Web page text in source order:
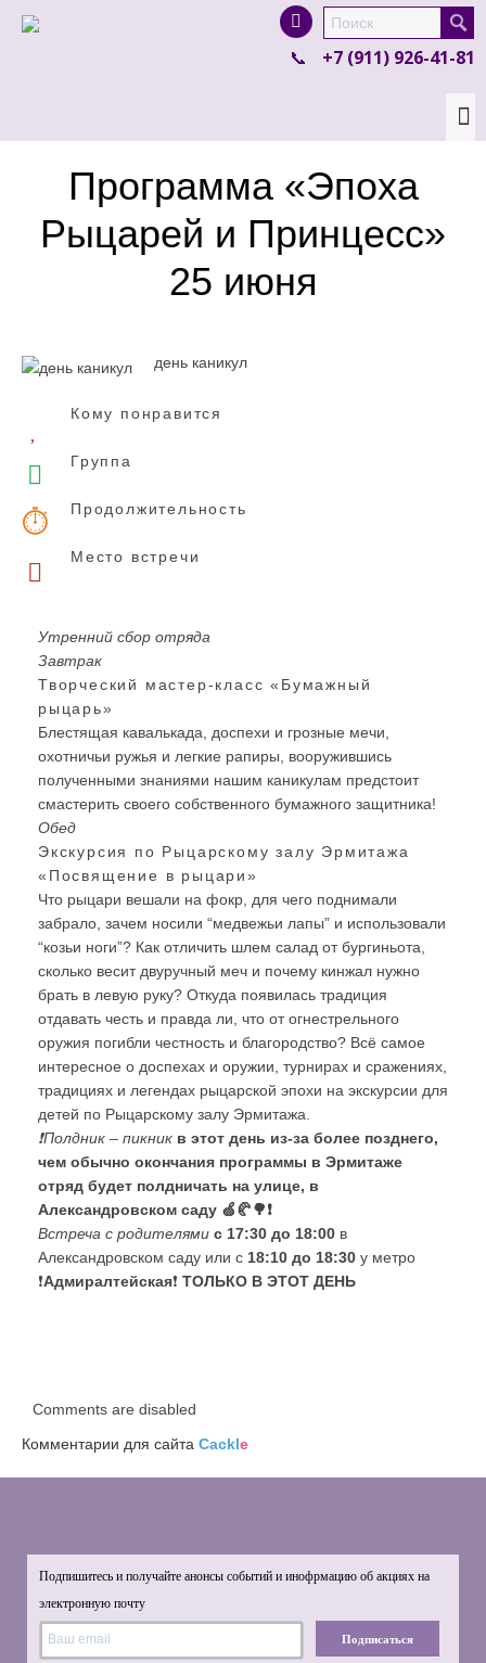
product in a size size .
colour items.
+7 (911) 926-41-81
Программа «Эпоха
Рыцарей и Принцесс»
25 июня
день каникул
Кому понравится
Группа
Продолжительность
Место встречи
Утренний сбор отряда
Завтрак
Творческий мастер-класс «Бумажный
рыцарь»
Блестящая кавалькада, доспехи и грозные мечи,
охотничьи ружья и легкие рапиры, вооружившись
полученными знаниями нашим каникулам предстоит
смастерить своего собственного бумажного защитника!
Обед
Экскурсия по Рыцарскому залу Эрмитажа
«Посвящение в рыцари»
Что рыцари вешали на фокр, для чего поднимали
забрало, зачем носили “медвежьи лапы” и использовали
“козьи ноги”? Как отличить шлем салад от бургиньота,
сколько весит двуручный меч и почему кинжал нужно
брать в левую руку? Откуда появилась традиция
отдавать честь и правда ли, что от огнестрельного
оружия погибли честность и благородство? Всё самое
интересное о доспехах и оружии, турнирах и сражениях,
традициях и легендах рыцарской эпохи на экскурсии для
детей по Рыцарскому залу Эрмитажа.
❗Полдник – пикник в этот день из-за более позднего,
чем обычно окончания программы в Эрмитаже
отряд будет полдничать на улице, в
Александровском саду 🍏🥐🌳❗
Встреча с родителями с 17:30 до 18:00 в
Александровском саду или с 18:10 до 18:30 у метро
❗Адмиралтейская❗ ТОЛЬКО В ЭТОТ ДЕНЬ
Comments are disabled
Комментарии для сайта Cackle
Подпишитесь и получайте анонсы событий и инофрмацию об акциях на
электронную почту
Подписаться